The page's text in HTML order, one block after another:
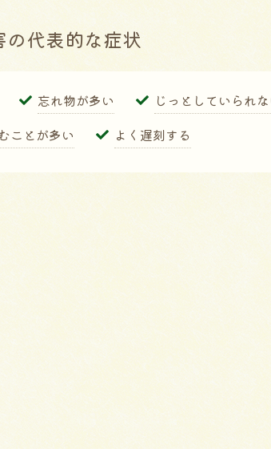
代表的な症状
忘れ物が多い
じっとしていられ
ことが多い
よく遅刻する